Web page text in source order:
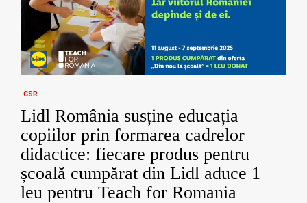
CSR
Lidl România susține educația
copiilor prin formarea cadrelor
didactice: fiecare produs pentru
școală cumpărat din Lidl aduce 1
leu pentru Teach for Romania